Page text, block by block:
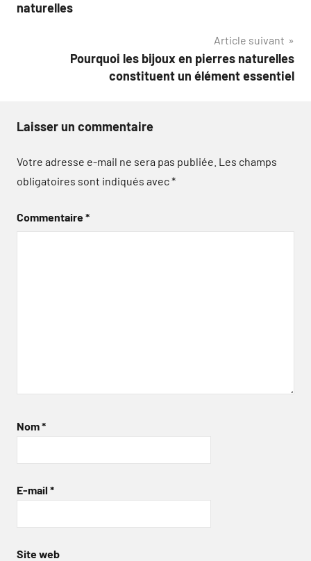
naturelles
Article suivant
Pourquoi les bijoux en pierres naturelles
constituent un élément essentiel
Laisser un commentaire
Votre adresse e-mail ne sera pas publiée. Les champs
obligatoires sont indiqués avec*
Commentaire*
Nom*
E-mail *
Site web